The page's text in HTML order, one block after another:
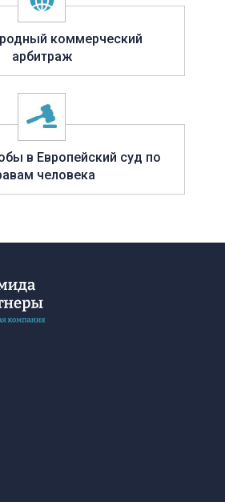
коммерческий
арбитраж
в Европейский суд по
человека